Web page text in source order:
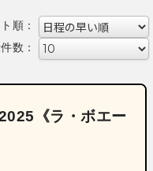
順：
数：
《ラ・ボエー